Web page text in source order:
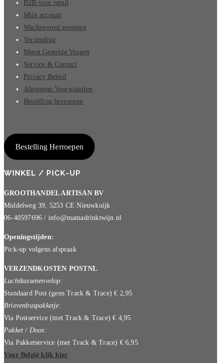
B2B voor retail
Mijn account
Wachtwoord vergeten
Verzending
Meest Gestelde Vragen
Service & Contact
Privacy Beleid
Algemene Voorwaarden
Bestelling herroepen
Bestelling Herroepen
WINKEL / PICK-UP
GROOTHANDEL ARTISAN BV
Middelweg 39, 5253 CE Nieuwkuijk
06-40597696 / info@mamadrinktwijn.nl
Openingstijden:
Pick-up volgens afspraak
VERZENDKOSTEN POSTNL
Luchtkussenenvelop:
Standaard Post (geen Track & Trace) € 2,95
Brievenbuspakketje:
Via Postservice (met Track & Trace) € 4,95
Pakket / Doos:
Via Pakketservice (met Track & Trace) € 6,95
Voor België klik hier